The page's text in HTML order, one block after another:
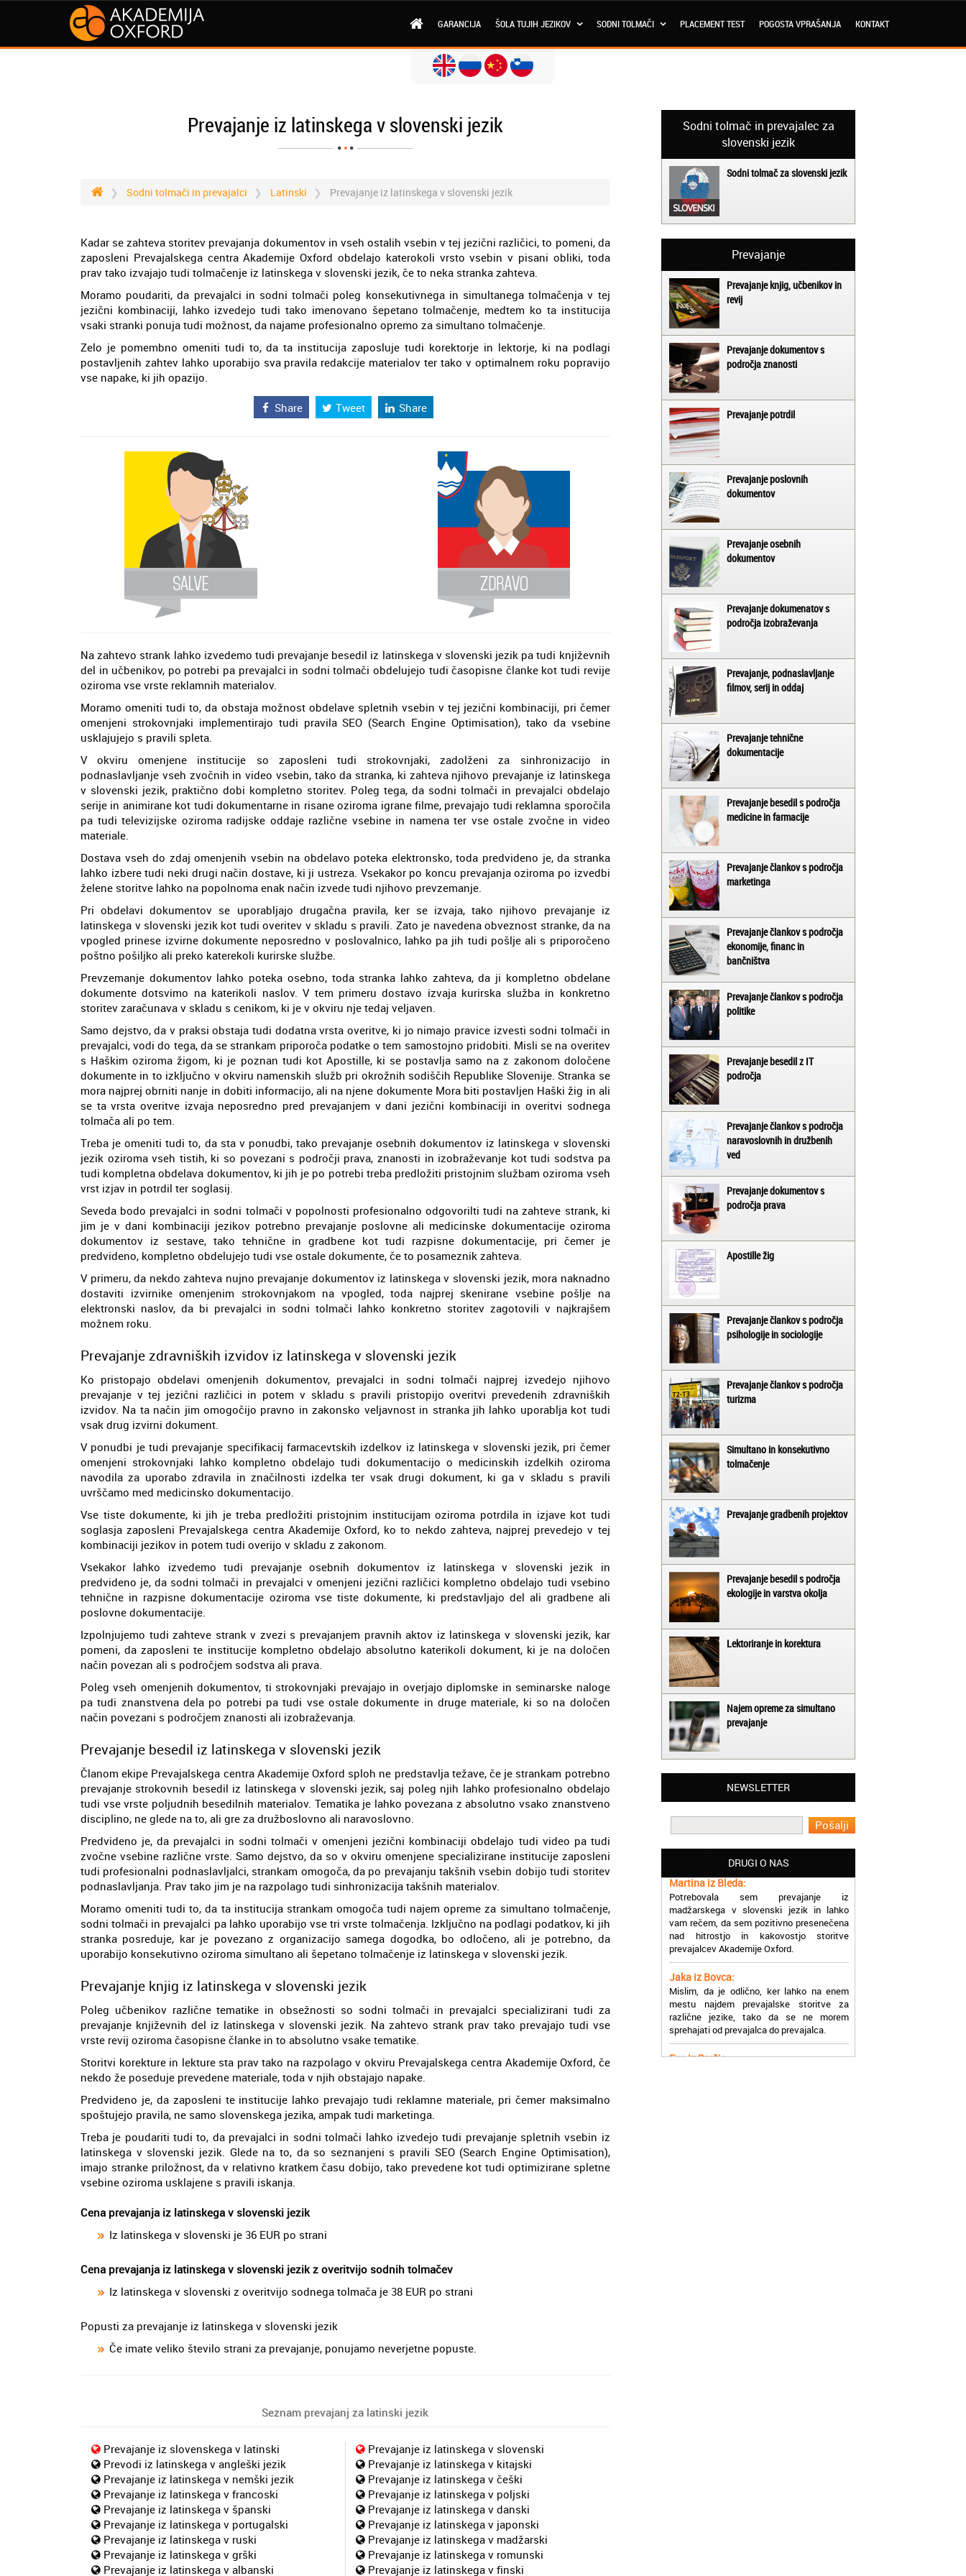
GARANCIJA ŠOLA TUJIH JEZIKOV SODNI TOLMAČI PLACEMENT TEST POGOSTA VPRAŠANJA KONTAKT
Prevajanje iz latinskega v slovenski jezik
Sodni tolmači in prevajalci Latinski Prevajanje iz latinskega v slovenski jezik
Kadar se zahteva storitev prevajanja dokumentov in vseh ostalih vsebin v tej jezični različici, to pomeni, da
zaposleni Prevajalskega centra Akademije Oxford obdelajo katerokoli vrsto vsebin v pisani obliki, toda
prav tako izvajajo tudi tolmačenje iz latinskega v slovenski jezik, če to neka stranka zahteva.
Moramo poudariti, da prevajalci in sodni tolmači poleg konsekutivnega in simultanega tolmačenja v tej
jezični kombinaciji, lahko izvedejo tudi tako imenovano šepetano tolmačenje, medtem ko ta institucija
vsaki stranki ponuja tudi možnost, da najame profesionalno opremo za simultano tolmačenje.
Zelo je pomembno omeniti tudi to, da ta institucija zaposluje tudi korektorje in lektorje, ki na podlagi
postavljenih zahtev lahko uporabijo sva pravila redakcije materialov ter tako v optimalnem roku popravijo
vse napake, ki jih opazijo.
Share Tweet Share
Na zahtevo strank lahko izvedemo tudi prevajanje besedil iz latinskega v slovenski jezik pa tudi književnih
del in učbenikov, po potrebi pa prevajalci in sodni tolmači obdelujejo tudi časopisne članke kot tudi revije
oziroma vse vrste reklamnih materialov.
Moramo omeniti tudi to, da obstaja možnost obdelave spletnih vsebin v tej jezični kombinaciji, pri čemer
omenjeni strokovnjaki implementirajo tudi pravila SEO (Search Engine Optimisation), tako da vsebine
usklajujejo s pravili spleta.
V okviru omenjene institucije so zaposleni tudi strokovnjaki, zadolženi za sinhronizacijo in
podnaslavljanje vseh zvočnih in video vsebin, tako da stranka, ki zahteva njihovo prevajanje iz latinskega
v slovenski jezik, praktično dobi kompletno storitev. Poleg tega, da sodni tolmači in prevajalci obdelajo
serije in animirane kot tudi dokumentarne in risane oziroma igrane filme, prevajajo tudi reklamna sporočila
pa tudi televizijske oziroma radijske oddaje različne vsebine in namena ter vse ostale zvočne in video
materiale.
Dostava vseh do zdaj omenjenih vsebin na obdelavo poteka elektronsko, toda predvideno je, da stranka
lahko izbere tudi neki drugi način dostave, ki ji ustreza. Vsekakor po koncu prevajanja oziroma po izvedbi
želene storitve lahko na popolnoma enak način izvede tudi njihovo prevzemanje.
Pri obdelavi dokumentov se uporabljajo drugačna pravila, ker se izvaja, tako njihovo prevajanje iz
latinskega v slovenski jezik kot tudi overitev v skladu s pravili. Zato je navedena obveznost stranke, da na
vpogled prinese izvirne dokumente neposredno v poslovalnico, lahko pa jih tudi pošlje ali s priporočeno
poštno pošiljko ali preko katerekoli kurirske službe.
Prevzemanje dokumentov lahko poteka osebno, toda stranka lahko zahteva, da ji kompletno obdelane
dokumente dotsvimo na katerikoli naslov. V tem primeru dostavo izvaja kurirska služba in konkretno
storitev zaračunava v skladu s cenikom, ki je v okviru nje tedaj veljaven.
Samo dejstvo, da v praksi obstaja tudi dodatna vrsta overitve, ki jo nimajo pravice izvesti sodni tolmači in
prevajalci, vodi do tega, da se strankam priporoča podatke o tem samostojno pridobiti. Misli se na overitev
s Haškim oziroma žigom, ki je poznan tudi kot Apostille, ki se postavlja samo na z zakonom določene
dokumente in to izključno v okviru namenskih služb pri okrožnih sodiščih Republike Slovenije. Stranka se
mora najprej obrniti nanje in dobiti informacijo, ali na njene dokumente Mora biti postavljen Haški žig in ali
se ta vrsta overitve izvaja neposredno pred prevajanjem v dani jezični kombinaciji in overitvi sodnega
tolmača ali po tem.
Treba je omeniti tudi to, da sta v ponudbi, tako prevajanje osebnih dokumentov iz latinskega v slovenski
jezik oziroma vseh tistih, ki so povezani s področji prava, znanosti in izobraževanje kot tudi sodstva pa
tudi kompletna obdelava dokumentov, ki jih je po potrebi treba predložiti pristojnim službam oziroma vseh
vrst izjav in potrdil ter soglasij.
Seveda bodo prevajalci in sodni tolmači v popolnosti profesionalno odgovorilti tudi na zahteve strank, ki
jim je v dani kombinaciji jezikov potrebno prevajanje poslovne ali medicinske dokumentacije oziroma
dokumentov iz sestave, tako tehnične in gradbene kot tudi razpisne dokumentacije, pri čemer je
predvideno, kompletno obdelujejo tudi vse ostale dokumente, če to posameznik zahteva.
V primeru, da nekdo zahteva nujno prevajanje dokumentov iz latinskega v slovenski jezik, mora naknadno
dostaviti izvirnike omenjenim strokovnjakom na vpogled, toda najprej skenirane vsebine pošlje na
elektronski naslov, da bi prevajalci in sodni tolmači lahko konkretno storitev zagotovili v najkrajšem
možnem roku.
Prevajanje zdravniških izvidov iz latinskega v slovenski jezik
Ko pristopajo obdelavi omenjenih dokumentov, prevajalci in sodni tolmači najprej izvedejo njihovo
prevajanje v tej jezični različici in potem v skladu s pravili pristopijo overitvi prevedenih zdravniških
izvidov. Na ta način jim omogočijo pravno in zakonsko veljavnost in stranka jih lahko uporablja kot tudi
vsak drug izvirni dokument.
V ponudbi je tudi prevajanje specifikacij farmacevtskih izdelkov iz latinskega v slovenski jezik, pri čemer
omenjeni strokovnjaki lahko kompletno obdelajo tudi dokumentacijo o medicinskih izdelkih oziroma
navodila za uporabo zdravila in značilnosti izdelka ter vsak drugi dokument, ki ga v skladu s pravili
uvrščamo med medicinsko dokumentacijo.
Vse tiste dokumente, ki jih je treba predložiti pristojnim institucijam oziroma potrdila in izjave kot tudi
soglasja zaposleni Prevajalskega centra Akademije Oxford, ko to nekdo zahteva, najprej prevedejo v tej
kombinaciji jezikov in potem tudi overijo v skladu z zakonom.
Vsekakor lahko izvedemo tudi prevajanje osebnih dokumentov iz latinskega v slovenski jezik in
predvideno je, da sodni tolmači in prevajalci v omenjeni jezični različici kompletno obdelajo tudi vsebino
tehnične in razpisne dokumentacije oziroma vse tiste dokumente, ki predstavljajo del ali gradbene ali
poslovne dokumentacije.
Izpolnjujemo tudi zahteve strank v zvezi s prevajanjem pravnih aktov iz latinskega v slovenski jezik, kar
pomeni, da zaposleni te institucije kompletno obdelajo absolutno katerikoli dokument, ki je na določen
način povezan ali s področjem sodstva ali prava.
Poleg vseh omenjenih dokumentov, ti strokovnjaki prevajajo in overjajo diplomske in seminarske naloge
pa tudi znanstvena dela po potrebi pa tudi vse ostale dokumente in druge materiale, ki so na določen
način povezani s področjem znanosti ali izobraževanja.
Prevajanje besedil iz latinskega v slovenski jezik
Članom ekipe Prevajalskega centra Akademije Oxford sploh ne predstavlja težave, če je strankam potrebno
prevajanje strokovnih besedil iz latinskega v slovenski jezik, saj poleg njih lahko profesionalno obdelajo
tudi vse vrste poljudnih besedilnih materialov. Tematika je lahko povezana z absolutno vsako znanstveno
disciplino, ne glede na to, ali gre za družboslovno ali naravoslovno.
Predvideno je, da prevajalci in sodni tolmači v omenjeni jezični kombinaciji obdelajo tudi video pa tudi
zvočne vsebine različne vrste. Samo dejstvo, da so v okviru omenjene specializirane institucije zaposleni
tudi profesionalni podnaslavljalci, strankam omogoča, da po prevajanju takšnih vsebin dobijo tudi storitev
podnaslavljanja. Prav tako jim je na razpolago tudi sinhronizacija takšnih materialov.
Moramo omeniti tudi to, da ta institucija strankam omogoča tudi najem opreme za simultano tolmačenje,
sodni tolmači in prevajalci pa lahko uporabijo vse tri vrste tolmačenja. Izključno na podlagi podatkov, ki jih
stranka posreduje, kar je povezano z organizacijo samega dogodka, bo odločeno, ali je potrebno, da
uporabijo konsekutivno oziroma simultano ali šepetano tolmačenje iz latinskega v slovenski jezik.
Prevajanje knjig iz latinskega v slovenski jezik
Poleg učbenikov različne tematike in obsežnosti so sodni tolmači in prevajalci specializirani tudi za
prevajanje književnih del iz latinskega v slovenski jezik. Na zahtevo strank prav tako prevajajo tudi vse
vrste revij oziroma časopisne članke in to absolutno vsake tematike.
Storitvi korekture in lekture sta prav tako na razpolago v okviru Prevajalskega centra Akademije Oxford, če
nekdo že poseduje prevedene materiale, toda v njih obstajajo napake.
Predvideno je, da zaposleni te institucije lahko prevajajo tudi reklamne materiale, pri čemer maksimalno
spoštujejo pravila, ne samo slovenskega jezika, ampak tudi marketinga.
Treba je poudariti tudi to, da prevajalci in sodni tolmači lahko izvedejo tudi prevajanje spletnih vsebin iz
latinskega v slovenski jezik. Glede na to, da so seznanjeni s pravili SEO (Search Engine Optimisation),
imajo stranke priložnost, da v relativno kratkem času dobijo, tako prevedene kot tudi optimizirane spletne
vsebine oziroma usklajene s pravili iskanja.
Cena prevajanja iz latinskega v slovenski jezik
Iz latinskega v slovenski je 36 EUR po strani
Cena prevajanja iz latinskega v slovenski jezik z overitvijo sodnih tolmačev
Iz latinskega v slovenski z overitvijo sodnega tolmača je 38 EUR po strani
Popusti za prevajanje iz latinskega v slovenski jezik
Če imate veliko število strani za prevajanje, ponujamo neverjetne popuste.
Seznam prevajanj za latinski jezik
Prevajanje iz slovenskega v latinski
Prevodi iz latinskega v angleški jezik
Prevajanje iz latinskega v nemški jezik
Prevajanje iz latinskega v francoski
Prevajanje iz latinskega v španski
Prevajanje iz latinskega v portugalski
Prevajanje iz latinskega v ruski
Prevajanje iz latinskega v grški
Prevajanje iz latinskega v albanski
Prevajanje iz latinskega v slovenski
Prevajanje iz latinskega v kitajski
Prevajanje iz latinskega v češki
Prevajanje iz latinskega v poljski
Prevajanje iz latinskega v danski
Prevajanje iz latinskega v japonski
Prevajanje iz latinskega v madžarski
Prevajanje iz latinskega v romunski
Prevajanje iz latinskega v finski
Sodni tolmač in prevajalec za
slovenski jezik
Sodni tolmač za slovenski jezik
Prevajanje
Prevajanje knjig, učbenikov in
revij
Prevajanje dokumentov s
področja znanosti
Prevajanje potrdil
Prevajanje poslovnih
dokumentov
Prevajanje osebnih
dokumentov
Prevajanje dokumenatov s
področja izobraževanja
Prevajanje, podnaslavljanje
filmov, serij in oddaj
Prevajanje tehnične
dokumentacije
Prevajanje besedil s področja
medicine in farmacije
Prevajanje člankov s področja
marketinga
Prevajanje člankov s področja
ekonomije, financ in
bančništva
Prevajanje člankov s področja
politike
Prevajanje besedil z IT
področja
Prevajanje člankov s področja
naravoslovnih in družbenih
ved
Prevajanje dokumentov s
področja prava
Apostille žig
Prevajanje člankov s področja
psihologije in sociologije
Prevajanje člankov s področja
turizma
Simultano in konsekutivno
tolmačenje
Prevajanje gradbenih projektov
Prevajanje besedil s področja
ekologije in varstva okolja
Lektoriranje in korektura
Najem opreme za simultano
prevajanje
NEWSLETTER
DRUGI O NAS
Matjaž iz Ajdovščine:
prevajalske storitve opravljajo hitro in
učinkoviti.
Martina iz Bleda:
Potrebovala sem prevajanje iz
madžarskega v slovenski jezik in lahko
vam rečem, da sem pozitivno presenečena
nad hitrostjo in kakovostjo storitve
prevajalcev Akademije Oxford.
Jaka iz Bovca:
Mislim, da je odlično, ker lahko na enem
mestu najdem prevajalske storitve za
različne jezike, tako da se ne morem
sprehajati od prevajalca do prevajalca.
Eva iz Brežic:
Nujno sem potrebovala prevod v francoski